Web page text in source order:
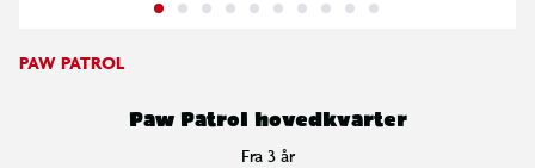
PAW PATROL
Paw Patrol hovedkvarter
Fra 3 år